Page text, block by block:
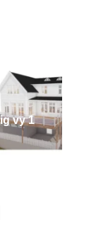
vy 1